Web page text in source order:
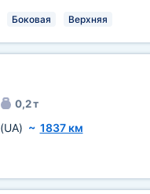
Боковая Верхняя
0,2 т
(UA) ~ 1837 км